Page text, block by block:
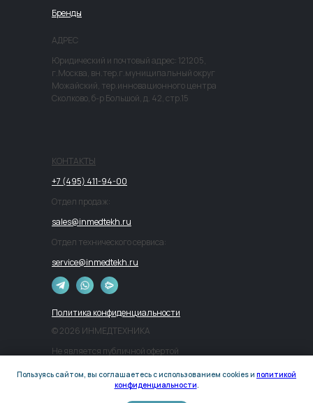
Пользуясь сайтом, вы соглашаетесь с использованием cookies и политикой
конфиденциальности.
АДРЕС
КОНТАКТЫ
Юридический и почтовый адрес: 121205,
г.Москва, вн.тер.г.муниципальный округ
Можайский, тер.инновационного центра
Сколково, б-р Большой, д. 42, стр.15
+7 (495) 411-94-00
sales@inmedtekh.ru
Политика конфиденциальности
© 2026 ИНМЕДТЕХНИКА
Не является публичной офертой
Отдел продаж:
Отдел технического сервиса:
service@inmedtekh.ru
Разработка сайта
Бренды